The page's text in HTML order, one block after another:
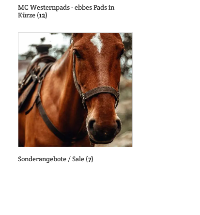
MC Westernpads - ebbes Pads in
Kürze (12)
Sonderangebote / Sale (7)